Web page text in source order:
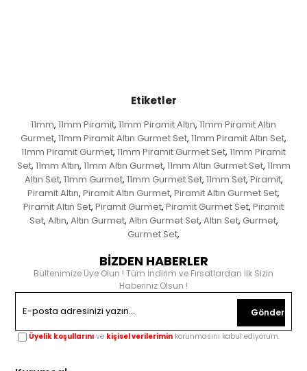
Etiketler
11mm, 11mm Piramit, 11mm Piramit Altın, 11mm Piramit Altın
Gurmet, 11mm Piramit Altın Gurmet Set, 11mm Piramit Altın Set,
11mm Piramit Gurmet, 11mm Piramit Gurmet Set, 11mm Piramit
Set, 11mm Altın, 11mm Altın Gurmet, 11mm Altın Gurmet Set, 11mm
Altın Set, 11mm Gurmet, 11mm Gurmet Set, 11mm Set, Piramit,
Piramit Altın, Piramit Altın Gurmet, Piramit Altın Gurmet Set,
Piramit Altın Set, Piramit Gurmet, Piramit Gurmet Set, Piramit
Set, Altın, Altın Gurmet, Altın Gurmet Set, Altın Set, Gurmet,
Gurmet Set,
BİZDEN HABERLER
Bültenimize Üye Olun ! Tüm İndirim ve Fırsatlardan İlk Sizin
Haberiniz Olsun !
Gönder
Üyelik koşullarını ve kişisel verilerimin korunmasını kabul ediyorum.